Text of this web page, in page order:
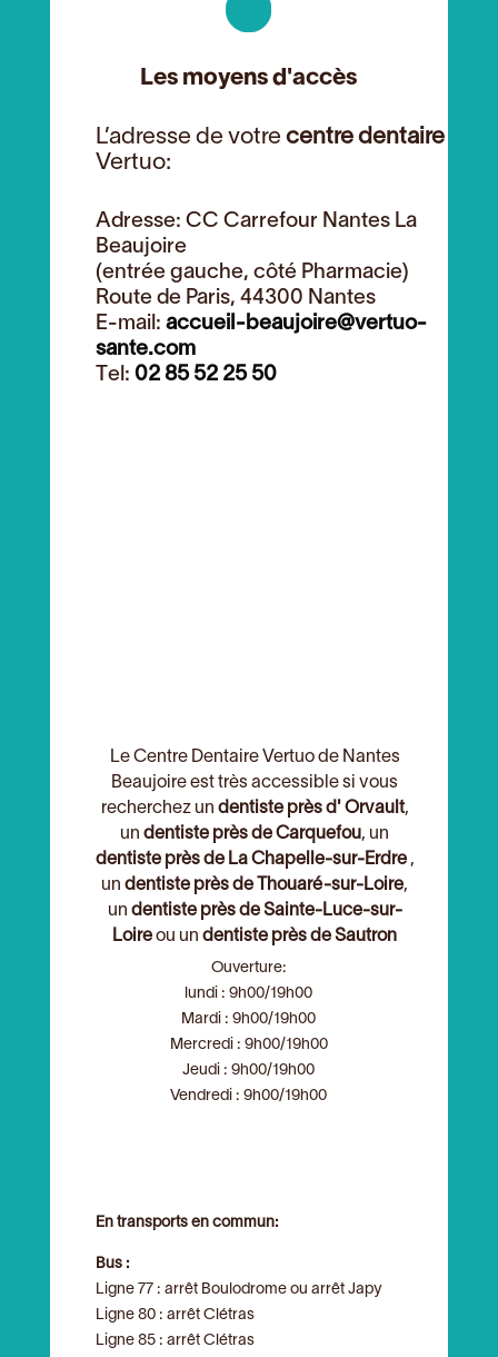
Les moyens d'accès
L’adresse de votre centre dentaire
Vertuo:
Adresse: CC Carrefour Nantes La
Beaujoire
(entrée gauche, côté Pharmacie)
Route de Paris, 44300 Nantes
E-mail: accueil-beaujoire@vertuo-
sante.com
Tel: 02 85 52 25 50
Le Centre Dentaire Vertuo de Nantes
Beaujoire est très accessible si vous
recherchez un dentiste près d' Orvault,
undentiste près de Carquefou , un
dentiste près de La Chapelle-sur-Erdre ,
undentiste près de Thouaré-sur-Loire,
un dentiste près de Sainte-Luce-sur-
Loire ou undentiste près de Sautron
Ouverture:
lundi : 9h00/19h00
Mardi : 9h00/19h00
Mercredi : 9h00/19h00
Jeudi : 9h00/19h00
Vendredi : 9h00/19h00
En transports en commun:
Bus :
Ligne 77 : arrêt Boulodrome ou arrêt Japy
Ligne 80 : arrêt Clétras
Ligne 85 : arrêt Clétras